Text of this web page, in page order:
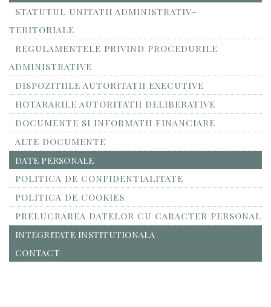
STATUTUL UNITATII ADMINISTRATIV-
TERITORIALE
REGULAMENTELE PRIVIND PROCEDURILE
ADMINISTRATIVE
DISPOZITIILE AUTORITATII EXECUTIVE
HOTARARILE AUTORITATII DELIBERATIVE
DOCUMENTE SI INFORMATII FINANCIARE
ALTE DOCUMENTE
DATE PERSONALE
POLITICA DE CONFIDENTIALITATE
POLITICA DE COOKIES
PRELUCRAREA DATELOR CU CARACTER PERSONAL
INTEGRITATE INSTITUTIONALA
CONTACT